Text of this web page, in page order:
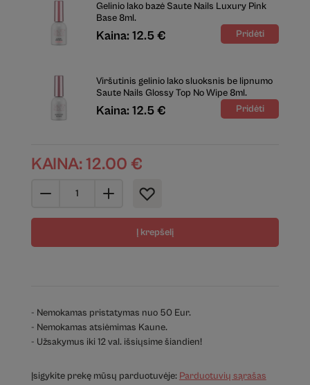
Gelinio lako bazė Saute Nails Luxury Pink
Base 8ml.
Kaina: 12.5 €
Viršutinis gelinio lako sluoksnis be lipnumo
Saute Nails Glossy Top No Wipe 8ml.
Kaina: 12.5 €
KAINA: 12.00 €
Į krepšelį
- Nemokamas pristatymas nuo 50 Eur.
- Nemokamas atsiėmimas Kaune.
- Užsakymus iki 12 val. išsiųsime šiandien!
Įsigykite prekę mūsų parduotuvėje: Parduotuvių sąrašas